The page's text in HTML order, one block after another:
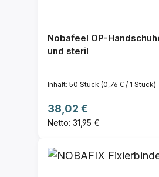
Nobafeel OP-
und steril
Inhalt: 50 Stück (0,76 € / 1 Stück)
Regulärer Preis:
38,02 €
Netto: 31,95 €